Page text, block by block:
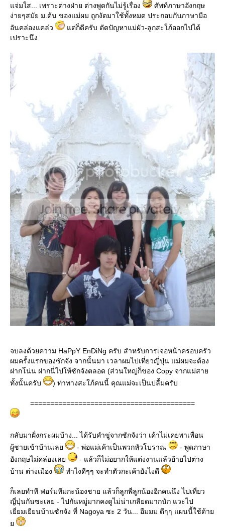
แจ่มใส... เพราะต่างฝ่าย ต่างพูดกันไม่รู้เรื่อง
ศัพท์ภาษาอังกฤษ
ง่ายๆสมัย ม.ต้น ของแม่ผม ถูกงัดมาใช้ทั้งหมด ประกอบกับภาษามือ
อันคล่องแคล่ว
แต่ก็ดีครับ ตัดปัญหาแม่ผัว-ลูกสะใภ้ออกไปได้
เปราะนึง
จบลงด้วยความ HaPpY EnDiNg ครับ สำหรับการเจอหน้าครอบครัว
ผมครั้งแรกของซักจัง จากนั้นมา เวลาผมไปเที่ยวญี่ปุ่น แม่ผมจะต้อง
ฝากโน่น ฝากนี่ไปให้ซักจังตลอด (ส่วนใหญ่ก็ของ Copy จากแม่สาย
ทั้งนั้นครับ
) ท่าทางสะใภ้คนนี้ คุณแม่จะเป็นปลื้มครับ
=========================================
กลับมาฝั่งกระผมบ้าง... ได้รับคำขู่จากซักจังว่า เค้าไม่เคยพาเพื่อน
ผู้ชายเข้าบ้านเลย
- พ่อแม่เค้าเป็นพวกหัวโบราณ
- พูดภาษา
อังกฤษไม่คล่องเลย
- แล้วก็ไม่อยากให้แต่งงานแล้วย้ายไปต่าง
บ้าน ต่างเมือง
ทำไงดีๆๆ จะทำตัวกะเค้ายังไงดี
ก็เลยทำที ฟอร์มทีมกะน้องชาย แล้วก็ลูกพี่ลูกน้องอีกคนนึง ไปเที่ยว
ญี่ปุ่นกันซะเลย - ไปกันหมู่มากคงดูไม่น่าเกลียดมากนัก แวะไป
เยี่ยมเยียนบ้านซักจัง ที่ Nagoya ซะ 2 วัน... อืมมม ดีๆๆ แผนนี้ใช้ด้าย
ย